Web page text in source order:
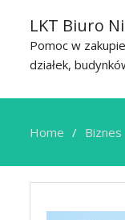
LKT Biuro
Pomoc w
działek,
Home Biznes